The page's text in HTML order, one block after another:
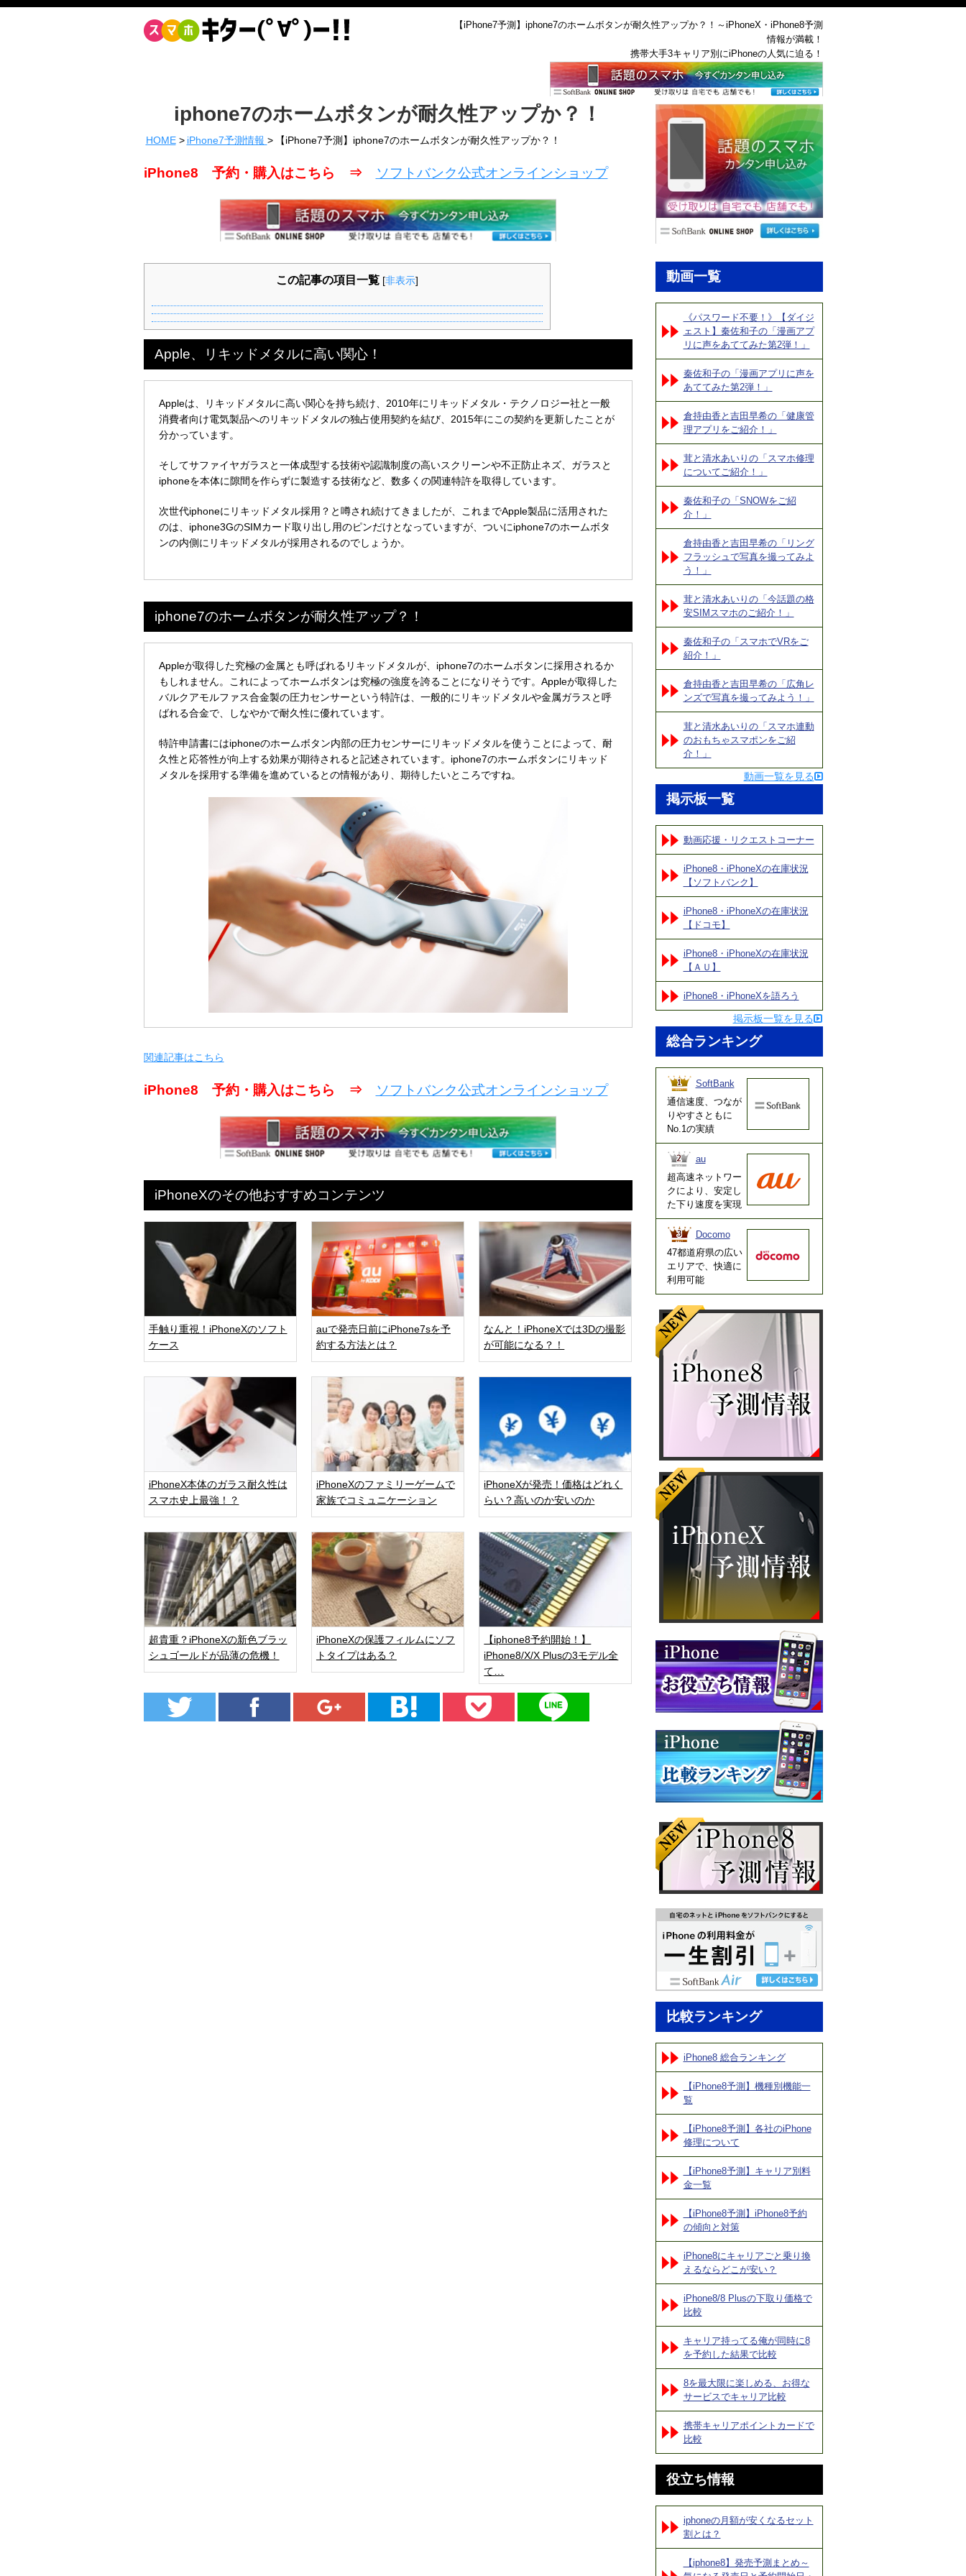
【iPhone7予測】iphone7のホームボタンが耐久性アップか？！～iPhoneX・iPhone8予測
情報が満載！
携帯大手3キャリア別にiPhoneの人気に迫る！
iphone7のホームボタンが耐久性アップか？！
HOME iPhone7予測情報 【iPhone7予測】iphone7のホームボタンが耐久性アップか？！
iPhone8 予約・購入はこちら ⇒ ソフトバンク公式オンラインショップ
この記事の項目一覧 [非表示]
Apple、リキッドメタルに高い関心！
Appleは、リキッドメタルに高い関心を持ち続け、2010年にリキッドメタル・テクノロジー社と一般
消費者向け電気製品へのリキッドメタルの独占使用契約を結び、2015年にこの契約を更新したことが
分かっています。
そしてサファイヤガラスと一体成型する技術や認識制度の高いスクリーンや不正防止ネズ、ガラスと
iphoneを本体に隙間を作らずに製造する技術など、数多くの関連特許を取得しています。
次世代iphoneにリキッドメタル採用？と噂され続けてきましたが、これまでApple製品に活用された
のは、iphone3GのSIMカード取り出し用のピンだけとなっていますが、ついにiphone7のホームボタ
ンの内側にリキッドメタルが採用されるのでしょうか。
iphone7のホームボタンが耐久性アップ？！
Appleが取得した究極の金属とも呼ばれるリキッドメタルが、iphone7のホームボタンに採用されるか
もしれません。これによってホームボタンは究極の強度を誇ることになりそうです。Appleが取得した
バルクアモルファス合金製の圧力センサーという特許は、一般的にリキッドメタルや金属ガラスと呼
ばれる合金で、しなやかで耐久性に優れています。
特許申請書にはiphoneのホームボタン内部の圧力センサーにリキッドメタルを使うことによって、耐
久性と応答性が向上する効果が期待されると記述されています。iphone7のホームボタンにリキッド
メタルを採用する準備を進めているとの情報があり、期待したいところですね。
関連記事はこちら
iPhone8 予約・購入はこちら ⇒ ソフトバンク公式オンラインショップ
iPhoneXのその他おすすめコンテンツ
手触り重視！iPhoneXのソフト
ケース
auで発売日前にiPhone7sを予
約する方法とは？
なんと！iPhoneXでは3Dの撮影
が可能になる？！
iPhoneX本体のガラス耐久性は
スマホ史上最強！？
iPhoneXのファミリーゲームで
家族でコミュニケーション
iPhoneXが発売！価格はどれく
らい？高いのか安いのか
超貴重？iPhoneXの新色ブラッ
シュゴールドが品薄の危機！
iPhoneXの保護フィルムにソフ
トタイプはある？
【iphone8予約開始！】
iPhone8/X/X Plusの3モデル全
て…
動画一覧
《パスワード不要！》【ダイジ
ェスト】秦佐和子の「漫画アプ
リに声をあててみた第2弾！」
秦佐和子の「漫画アプリに声を
あててみた第2弾！」
倉持由香と吉田早希の「健康管
理アプリをご紹介！」
茸と清水あいりの「スマホ修理
についてご紹介！」
秦佐和子の「SNOWをご紹
介！」
倉持由香と吉田早希の「リング
フラッシュで写真を撮ってみよ
う！」
茸と清水あいりの「今話題の格
安SIMスマホのご紹介！」
秦佐和子の「スマホでVRをご
紹介！」
倉持由香と吉田早希の「広角レ
ンズで写真を撮ってみよう！」
茸と清水あいりの「スマホ連動
のおもちゃスマポンをご紹
介！」
動画一覧を見る
掲示板一覧
動画応援・リクエストコーナー
iPhone8・iPhoneXの在庫状況
【ソフトバンク】
iPhone8・iPhoneXの在庫状況
【ドコモ】
iPhone8・iPhoneXの在庫状況
【ＡＵ】
iPhone8・iPhoneXを語ろう
掲示板一覧を見る
総合ランキング
SoftBank
通信速度、つなが
りやすさともに
No.1の実績
au
超高速ネットワー
クにより、安定し
た下り速度を実現
Docomo
47都道府県の広い
エリアで、快適に
利用可能
比較ランキング
iPhone8 総合ランキング
【iPhone8予測】機種別機能一
覧
【iPhone8予測】各社のiPhone
修理について
【iPhone8予測】キャリア別料
金一覧
【iPhone8予測】iPhone8予約
の傾向と対策
iPhone8にキャリアごと乗り換
えるならどこが安い？
iPhone8/8 Plusの下取り価格で
比較
キャリア持ってる俺が同時に8
を予約した結果で比較
8を最大限に楽しめる、お得な
サービスでキャリア比較
携帯キャリアポイントカードで
比較
役立ち情報
iphoneの月額が安くなるセット
割とは？
【iphone8】発売予測まとめ～